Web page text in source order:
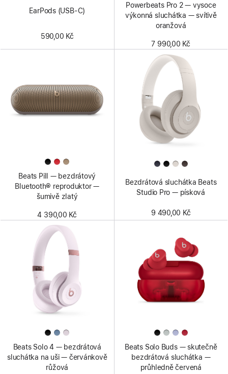
EarPods (USB‑C)
590,00 Kč
Powerbeats Pro 2 — vysoce
výkonná sluchátka — svítivě
oranžová
7 990,00 Kč
Beats Pill — bezdrátový
Bluetooth® reproduktor —
šumivě zlatý
4 390,00 Kč
Bezdrátová sluchátka Beats
Studio Pro — písková
9 490,00 Kč
Beats Solo 4 — bezdrátová
sluchátka na uši — červánkově
růžová
Beats Solo Buds — skutečně
bezdrátová sluchátka —
průhledně červená